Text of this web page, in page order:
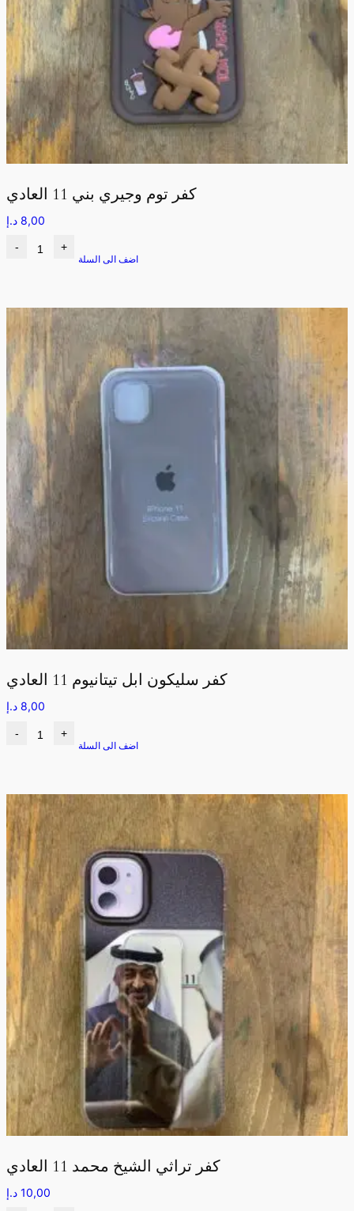
كفر توم وجيري بني 11 العادي
8,00 د.إ
- +
اضف الى السلة
كفر سليكون ابل تيتانيوم 11 العادي
8,00 د.إ
- +
اضف الى السلة
كفر تراثي الشيخ محمد 11 العادي
10,00 د.إ